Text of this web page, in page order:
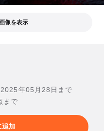
像を表示
年05月28日まで
まで
追加